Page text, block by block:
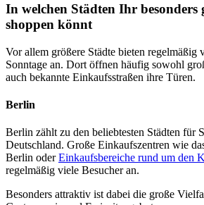
In welchen Städten Ihr besonders
shoppen könnt
Vor allem größere Städte bieten regelmäßig
Sonntage an. Dort öffnen häufig sowohl
auch bekannte Einkaufsstraßen ihre Türen.
Berlin
Berlin zählt zu den beliebtesten Städten für
Deutschland. Große Einkaufszentren wie
Berlin oderEinkaufsbereiche rund um den
regelmäßig viele Besucher an.
Besonders attraktiv ist dabei die große